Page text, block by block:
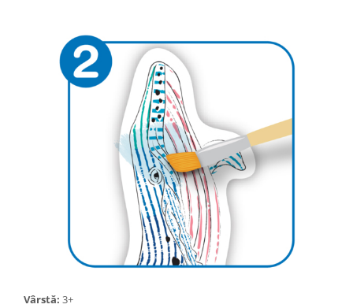
Vârstă: 3+